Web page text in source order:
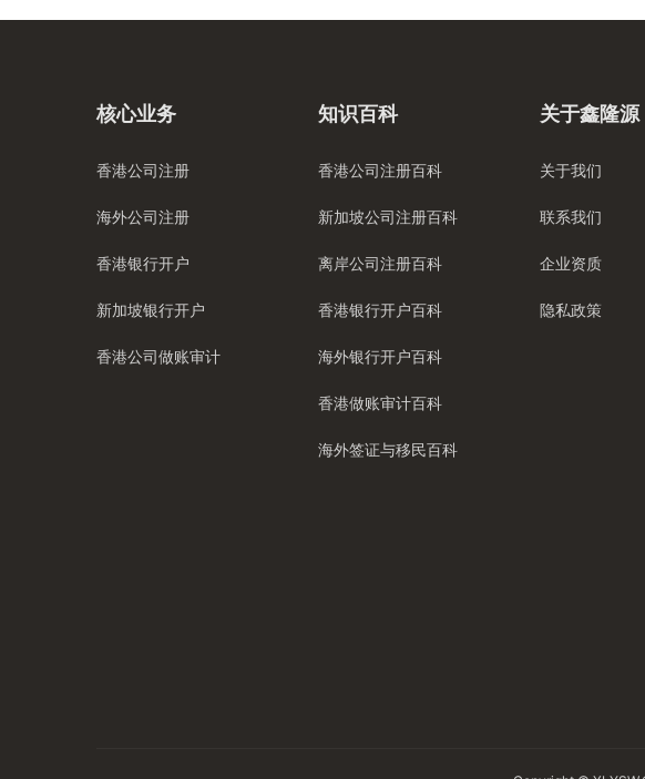
核心业务
香港公司注册
海外公司注册
香港银行开户
新加坡银行开户
香港公司做账审计
知识百科
香港公司注册百科
新加坡公司注册百科
离岸公司注册百科
香港银行开户百科
海外银行开户百科
香港做账审计百科
海外签证与移民百科
关于鑫隆源
关于我们
联系我们
企业资质
隐私政策